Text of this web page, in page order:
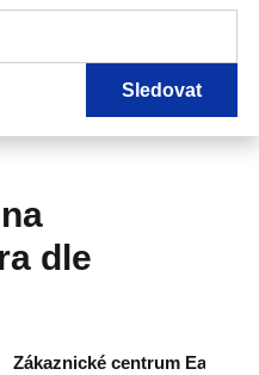
Sledovat
dle
Zákaznické centrum East